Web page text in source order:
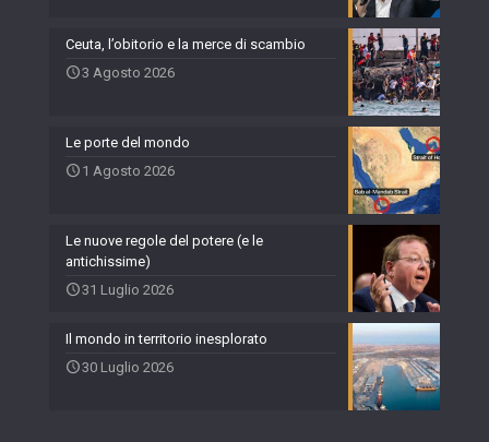
Ceuta, l’obitorio e la merce di scambio
3 Agosto 2026
Le porte del mondo
1 Agosto 2026
Le nuove regole del potere (e le
antichissime)
31 Luglio 2026
Il mondo in territorio inesplorato
30 Luglio 2026